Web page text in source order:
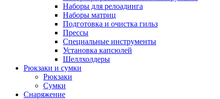
Наборы для релоадинга
Наборы матриц
Подготовка и очистка гильз
Прессы
Специальные инструменты
Установка капсюлей
Шеллхолдеры
Рюкзаки и сумки
Рюкзаки
Сумки
Снаряжение